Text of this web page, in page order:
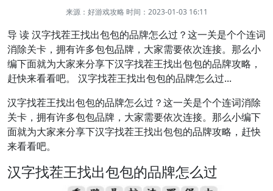
来源： 好游戏攻略时间：2023-01-03 16:11
导 读 汉字找茬王找出包包的品牌怎么过？这一关是个个连词
消除关卡，拥有许多包包品牌，大家需要依次连接。那么小
编下面就为大家来分享下汉字找茬王找出包包的品牌攻略，
赶快来看看吧。 汉字找茬王找出包包的品牌怎么过...
汉字找茬王找出包包的品牌怎么过？这一关是个个连词消除
关卡，拥有许多包包品牌，大家需要依次连接。那么小编下
面就为大家来分享下汉字找茬王找出包包的品牌攻略，赶快
来看看吧。
汉字找茬王找出包包的品牌怎么过